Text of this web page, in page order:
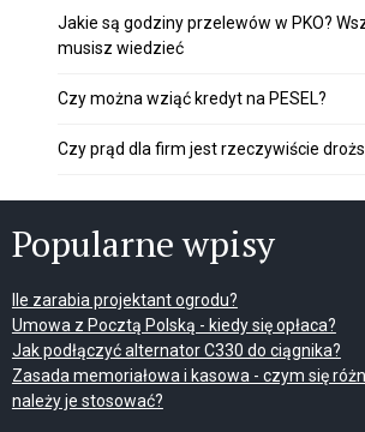
Jakie są godziny przelewów w PKO?
musisz wiedzieć
Czy można wziąć kredyt na PESEL?
Czy prąd dla firm jest rzeczywiście
Popularne wpisy
Ile zarabia projektant ogrodu?
Umowa z Pocztą Polską - kiedy się opłaca?
Jak podłączyć alternator C330 do ciągnika?
Zasada memoriałowa i kasowa - czym się
należy je stosować?